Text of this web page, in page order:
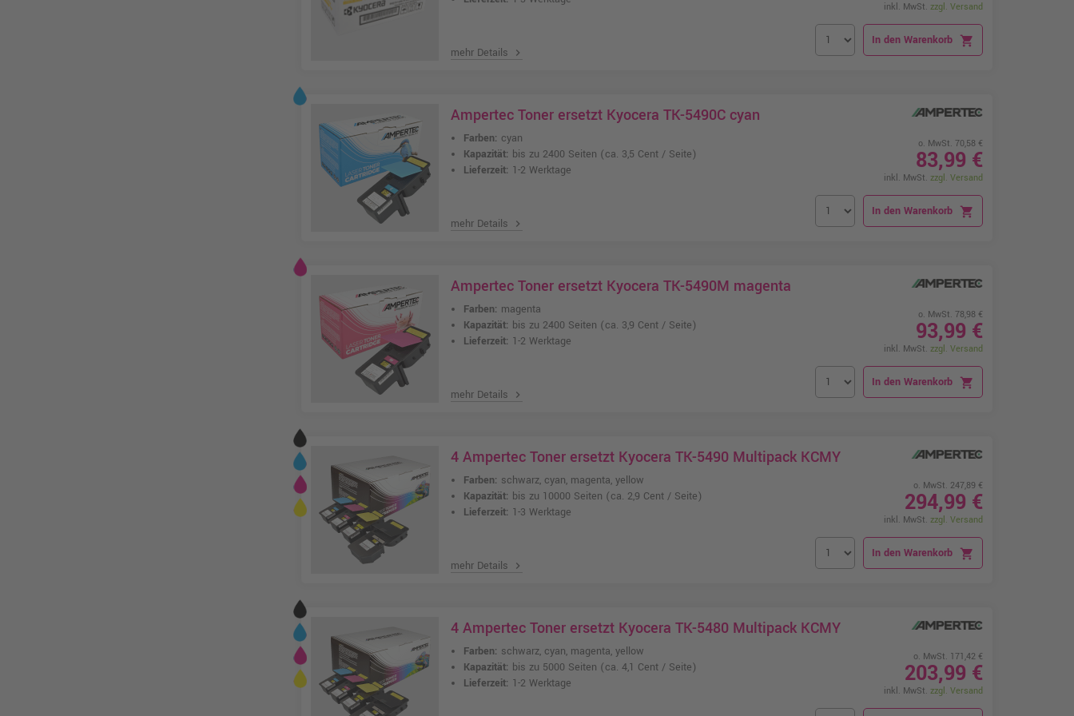
mehr Details chevron_right
inkl. MwSt. zzgl. Versand
In den Warenkorb shopping_cart
Ampertec Toner ersetzt Kyocera TK-5490C cyan
Farben: cyan
Kapazität: bis zu 2400 Seiten (ca. 3,5 Cent / Seite)
Lieferzeit: 1-2 Werktage
mehr Details chevron_right
o. MwSt. 70,58 €
83,99 €
inkl. MwSt. zzgl. Versand
In den Warenkorb shopping_cart
Ampertec Toner ersetzt Kyocera TK-5490M magenta
Farben: magenta
Kapazität: bis zu 2400 Seiten (ca. 3,9 Cent / Seite)
Lieferzeit: 1-2 Werktage
mehr Details chevron_right
o. MwSt. 78,98 €
93,99 €
inkl. MwSt. zzgl. Versand
In den Warenkorb shopping_cart
4 Ampertec Toner ersetzt Kyocera TK-5490 Multipack KCMY
Farben: schwarz, cyan, magenta, yellow
Kapazität: bis zu 10000 Seiten (ca. 2,9 Cent / Seite)
Lieferzeit: 1-3 Werktage
mehr Details chevron_right
o. MwSt. 247,89 €
294,99 €
inkl. MwSt. zzgl. Versand
In den Warenkorb shopping_cart
4 Ampertec Toner ersetzt Kyocera TK-5480 Multipack KCMY
Farben: schwarz, cyan, magenta, yellow
Kapazität: bis zu 5000 Seiten (ca. 4,1 Cent / Seite)
Lieferzeit: 1-2 Werktage
o. MwSt. 171,42 €
203,99 €
inkl. MwSt. zzgl. Versand